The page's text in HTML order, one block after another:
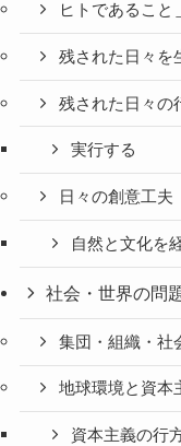
ヒトであること
残された日々を
残された日々の
実行する
日々の創意工夫
自然と文化を
社会・世界の問
集団・組織・社
地球環境と資本
資本主義の行